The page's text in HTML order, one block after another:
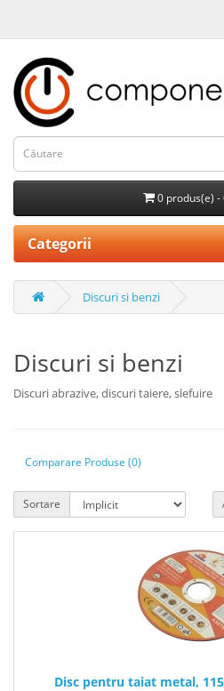
0 produs(e) -
Categorii
Discuri si benzi
Discuri si benzi
Discuri abrazive, discuri taiere, slefuire
Comparare Produse (0)
Sortare
Disc pentru taiat metal,